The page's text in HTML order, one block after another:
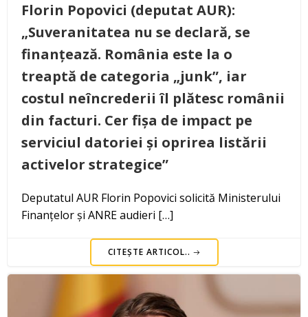
Florin Popovici (deputat AUR):
„Suveranitatea nu se declară, se
finanțează. România este la o
treaptă de categoria „junk”, iar
costul neîncrederii îl plătesc românii
din facturi. Cer fișa de impact pe
serviciul datoriei și oprirea listării
activelor strategice”
Deputatul AUR Florin Popovici solicită Ministerului
Finanțelor și ANRE audieri […]
CITEȘTE ARTICOL..